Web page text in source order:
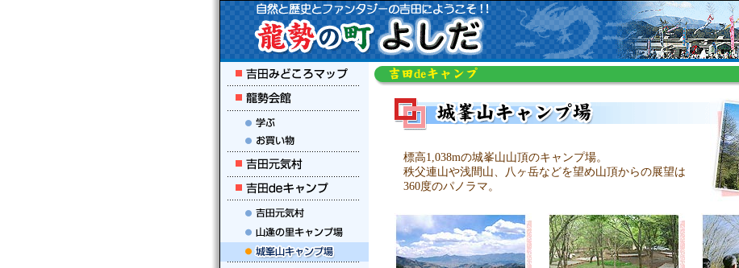
標高1,038mの城峯山山頂のキャンプ場。
秩父連山や浅間山、八ヶ岳などを望め山頂からの展望は
360度のパノラマ。